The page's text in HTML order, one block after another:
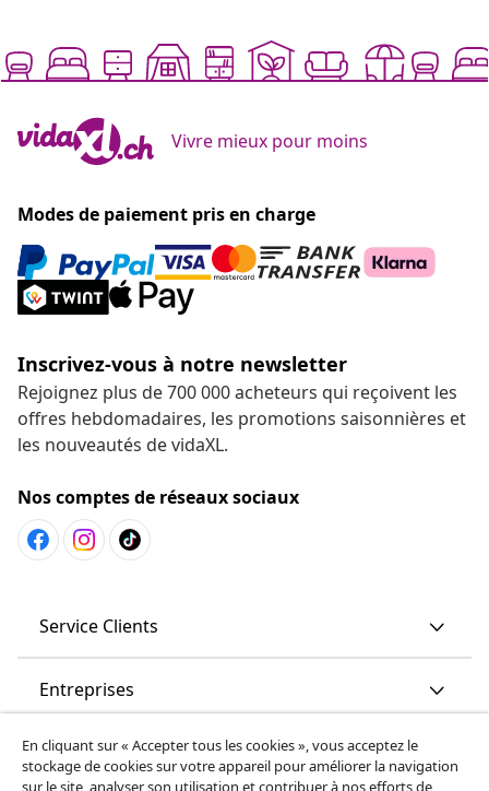
Vivre mieux pour moins
Modes de paiement pris en charge
Inscrivez-vous à notre newsletter
Rejoignez plus de 700 000 acheteurs qui reçoivent les
offres hebdomadaires, les promotions saisonnières et
les nouveautés de vidaXL.
Nos comptes de réseaux sociaux
Service Clients
Entreprises
vidaXL
En cliquant sur « Accepter tous les cookies », vous acceptez le
stockage de cookies sur votre appareil pour améliorer la navigation
sur le site, analyser son utilisation et contribuer à nos efforts de